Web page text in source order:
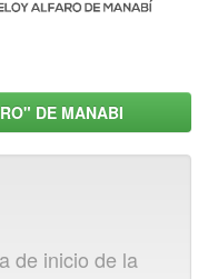
DE MANABI
de inicio de la